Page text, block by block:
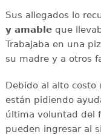
Sus allegados lo
y amableque
Trabajaba en una
su madre y a otros
Debido al alto costo
están pidiendo
última voluntad del
pueden ingresar al